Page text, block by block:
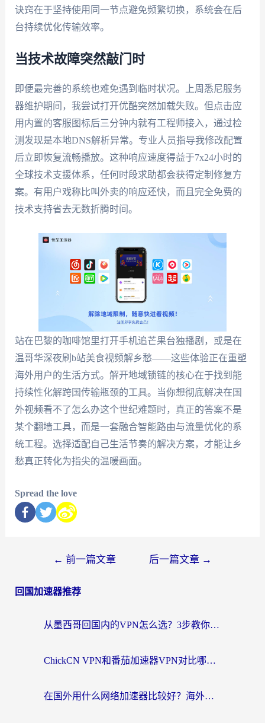
诀窍在于坚持使用同一节点避免频繁切换，系统会在后
台持续优化传输效率。
当技术故障突然敲门时
即便最完善的系统也难免遇到临时状况。上周悉尼服务
器维护期间，我尝试打开优酷突然加载失败。但点击应
用内置的客服图标后三分钟内就有工程师接入，通过检
测发现是本地DNS解析异常。专业人员指导我修改配置
后立即恢复流畅播放。这种响应速度得益于7x24小时的
全球技术支援体系，任何时段求助都会获得定制修复方
案。有用户戏称比叫外卖的响应还快，而且完全免费的
技术支持省去无数折腾时间。
站在巴黎的咖啡馆里打开手机追芒果台独播剧，或是在
温哥华深夜刷b站美食视频解乡愁——这些体验正在重塑
海外用户的生活方式。解开地域锁链的核心在于找到能
持续性化解跨国传输瓶颈的工具。当你想彻底解决在国
外视频看不了怎么办这个世纪难题时，真正的答案不是
某个翻墙工具，而是一套融合智能路由与流量优化的系
统工程。选择适配自己生活节奏的解决方案，才能让乡
愁真正转化为指尖的温暖画面。
Spread the love
← 前一篇文章 后一篇文章 →
回国加速器推荐
从墨西哥回国内的VPN怎么选？3步教你无缝刷剧、玩国服游戏
ChickCN VPN和番茄加速器VPN对比哪个回国效果更好？海外党亲测后的真实答案
在国外用什么网络加速器比较好？海外党亲测：从痛点到解决方案的全攻略